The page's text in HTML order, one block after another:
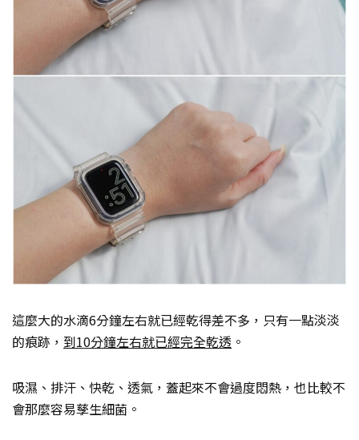
這麼大的水滴6分鐘左右就已經乾得差不多，只有一點淡淡
的痕跡， 到10分鐘左右就已經完全乾透 。
吸濕、排汗、快乾、透氣，蓋起來不會過度悶熱，也比較不
會那麼容易孳生細菌。